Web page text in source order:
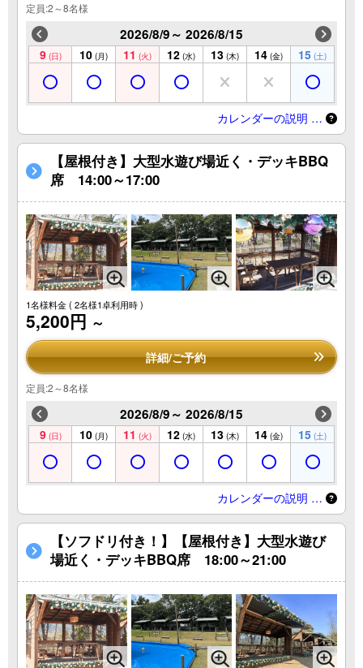
定員:2～8名様
2026/8/9～ 2026/8/15
9 (日) 10 (月) 11 (火) 12 (水) 13 (木) 14 (金) 15 (土)
カレンダーの説明 …
【屋根付き】大型水遊び場近く・デッキBBQ
席 14:00～17:00
1名様料金( 2名様1卓利用時 )
5,200円 ～
詳細/ご予約
定員:2～8名様
2026/8/9～ 2026/8/15
9 (日) 10 (月) 11 (火) 12 (水) 13 (木) 14 (金) 15 (土)
カレンダーの説明 …
【ソフドリ付き！】【屋根付き】大型水遊び
場近く・デッキBBQ席 18:00～21:00